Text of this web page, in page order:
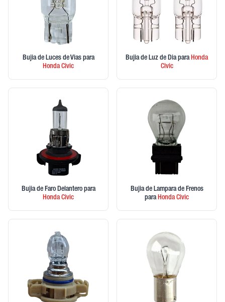
Bujia de Luces de Vias para
HondaCivic
Bujia de Luz de Dia paraHonda
Civic
Bujia de Faro Delantero para
HondaCivic
Bujia de Lampara de Frenos
paraHondaCivic